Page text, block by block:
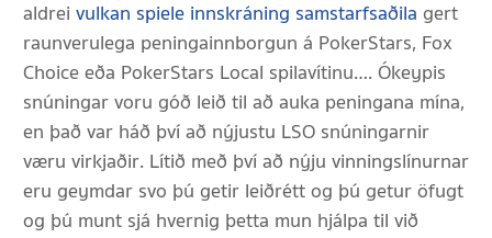
aldrei vulkan spiele innskráning samstarfsaðila gert
raunverulega peningainnborgun á PokerStars, Fox
Choice eða PokerStars Local spilavítinu…. Ókeypis
snúningar voru góð leið til að auka peningana mína,
en það var háð því að nýjustu LSO snúningarnir
væru virkjaðir. Lítið með því að nýju vinningslínurnar
eru geymdar svo þú getir leiðrétt og þú getur öfugt
og þú munt sjá hvernig þetta mun hjálpa til við